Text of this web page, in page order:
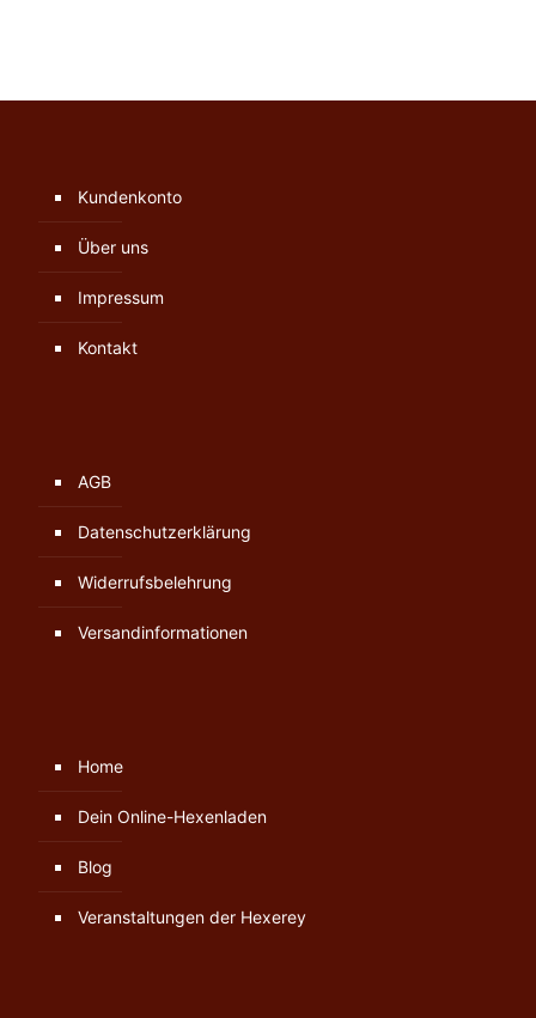
Kundenkonto
Über uns
Impressum
Kontakt
AGB
Datenschutzerklärung
Widerrufsbelehrung
Versandinformationen
Home
Dein Online-Hexenladen
Blog
Veranstaltungen der Hexerey